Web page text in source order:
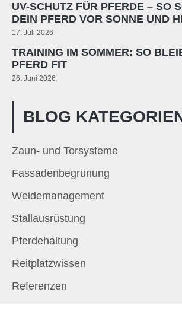
UV-SCHUTZ FÜR PFERDE – SO
DEIN PFERD VOR SONNE UND
17. Juli 2026
TRAINING IM SOMMER: SO
PFERD FIT
26. Juni 2026
BLOG
Zaun- und Torsysteme
Fassadenbegrünung
Weidemanagement
Stallausrüstung
Pferdehaltung
Reitplatzwissen
Referenzen